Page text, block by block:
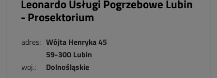
Leonardo Usługi Pogrzebowe Lubin
- Prosektorium
adres: Wójta Henryka 45
59-300 Lubin
woj.:
Dolnośląskie